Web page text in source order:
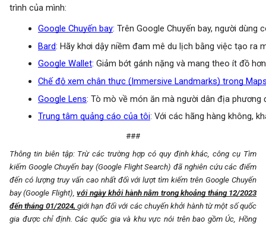
trình của mình:
Google Chuyến bay: Trên Google Chuyến bay, người
Bard: Hãy khơi dậy niềm đam mê du lịch bằng việc tạo ra
Google Wallet: Giảm bớt gánh nặng và mang theo ít đồ
Chế độ xem chân thực (Immersive Landmarks) trong
Google Lens: Tò mò về món ăn mà người dân địa
Trung tâm quảng cáo của tôi: Với các hãng hàng không,
###
Thông tin biên tập: Trừ các trường hợp có quy định khác, công cụ Tìm
kiếm Google Chuyến bay (Google Flight Search) đã nghiên cứu các điểm
đến có lượng truy vấn cao nhất đối với lượt tìm kiếm trên Google Chuyến
bay (Google Flight),với ngày khởi hành nằm trong khoảng tháng 12/2023
đến tháng 01/2024,giới hạn đối với các chuyến khởi hành từ một số quốc
gia được chỉ định. Các quốc gia và khu vực nói trên bao gồm Úc, Hồng